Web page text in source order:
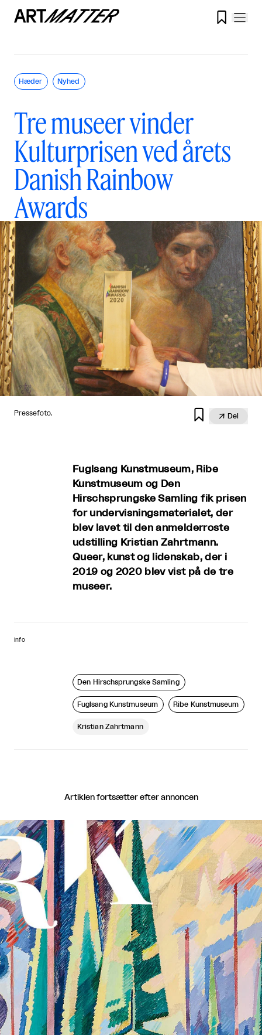

Tre museer vinder
Kulturprisen ved årets
Danish Rainbow
Awards
Hæder Nyhed
Pressefoto.   Del
Fuglsang Kunstmuseum, Ribe
Kunstmuseum og Den
Hirschsprungske Samling fik prisen
for undervisningsmaterialet, der
blev lavet til den anmelderroste
udstilling Kristian Zahrtmann.
Queer, kunst og lidenskab, der i
2019 og 2020 blev vist på de tre
museer.
info
Den Hirschsprungske Samling
Fuglsang Kunstmuseum Ribe Kunstmuseum
Kristian Zahrtmann
Artiklen fortsætter efter annoncen